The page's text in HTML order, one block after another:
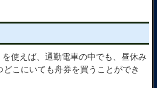
を使えば、通勤電車の中でも、昼休み
こにいても舟券を買うことができ